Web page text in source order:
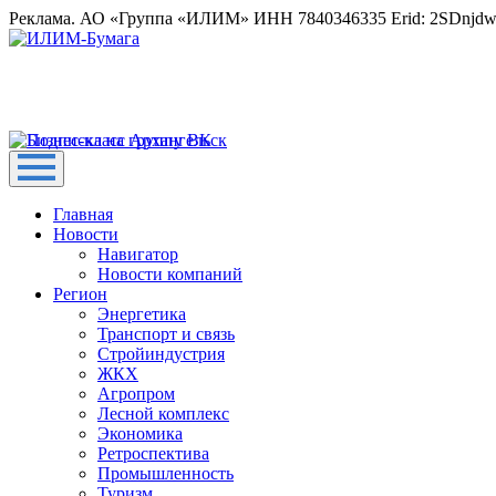
Реклама. АО «Группа «ИЛИМ» ИНН 7840346335 Erid:
Главная
Новости
Навигатор
Новости компаний
Регион
Энергетика
Транспорт и связь
Стройиндустрия
ЖКХ
Агропром
Лесной комплекс
Экономика
Ретроспектива
Промышленность